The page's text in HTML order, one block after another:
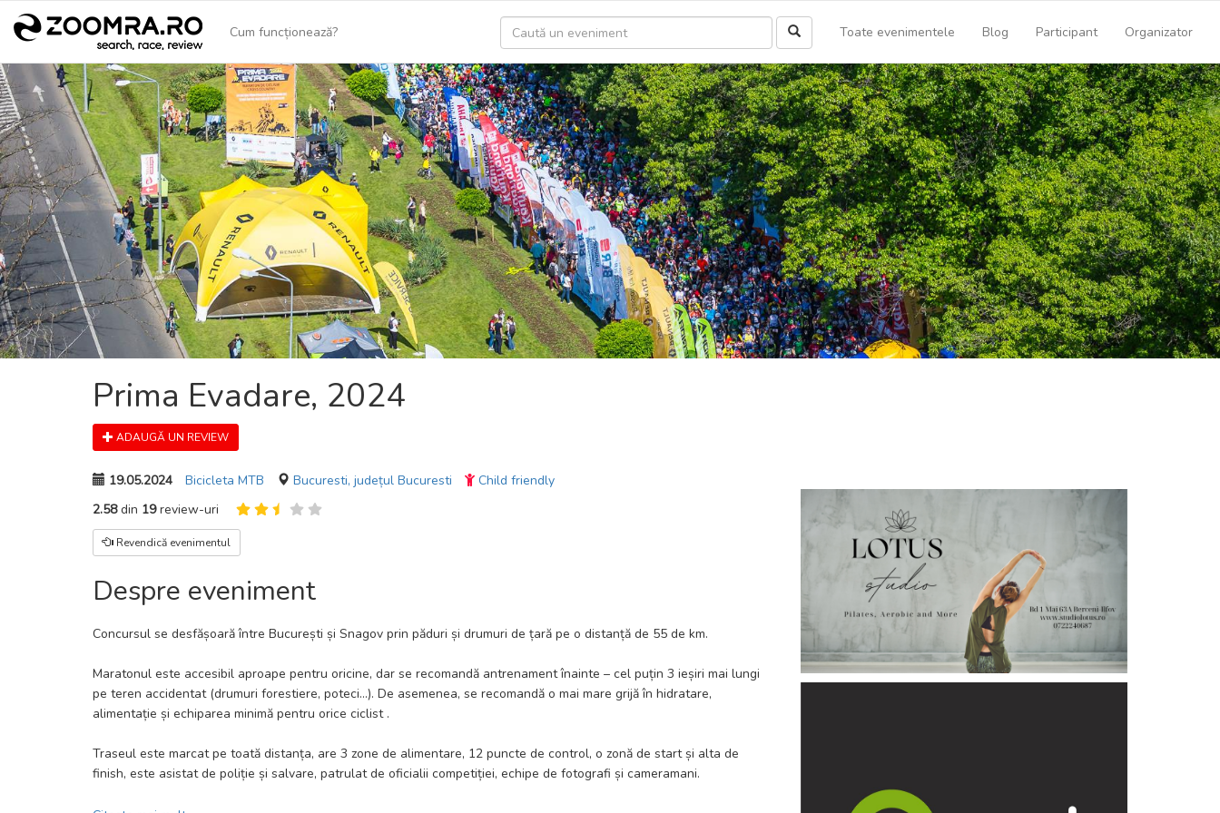
Cum funcționează? Toate evenimentele Blog Participant Organizator
Prima Evadare, 2024
ADAUGĂ UN REVIEW
19.05.2024 Bicicleta MTB Bucuresti, județul Bucuresti
Child friendly
2.58din 19review-uri
Revendică evenimentul
Despre eveniment
Concursul se desfășoară între București și Snagov prin păduri și drumuri de țară pe o distanță de 55 de km.
Maratonul este accesibil aproape pentru oricine, dar se recomandă antrenament înainte – cel puțin 3 ieșiri mai lungi
pe teren accidentat (drumuri forestiere, poteci…). De asemenea, se recomandă o mai mare grijă în hidratare,
alimentație și echiparea minimă pentru orice ciclist .
Traseul este marcat pe toată distanța, are 3 zone de alimentare, 12 puncte de control, o zonă de start și alta de
finish, este asistat de poliție și salvare, patrulat de oficialii competiției, echipe de fotografi și cameramani.